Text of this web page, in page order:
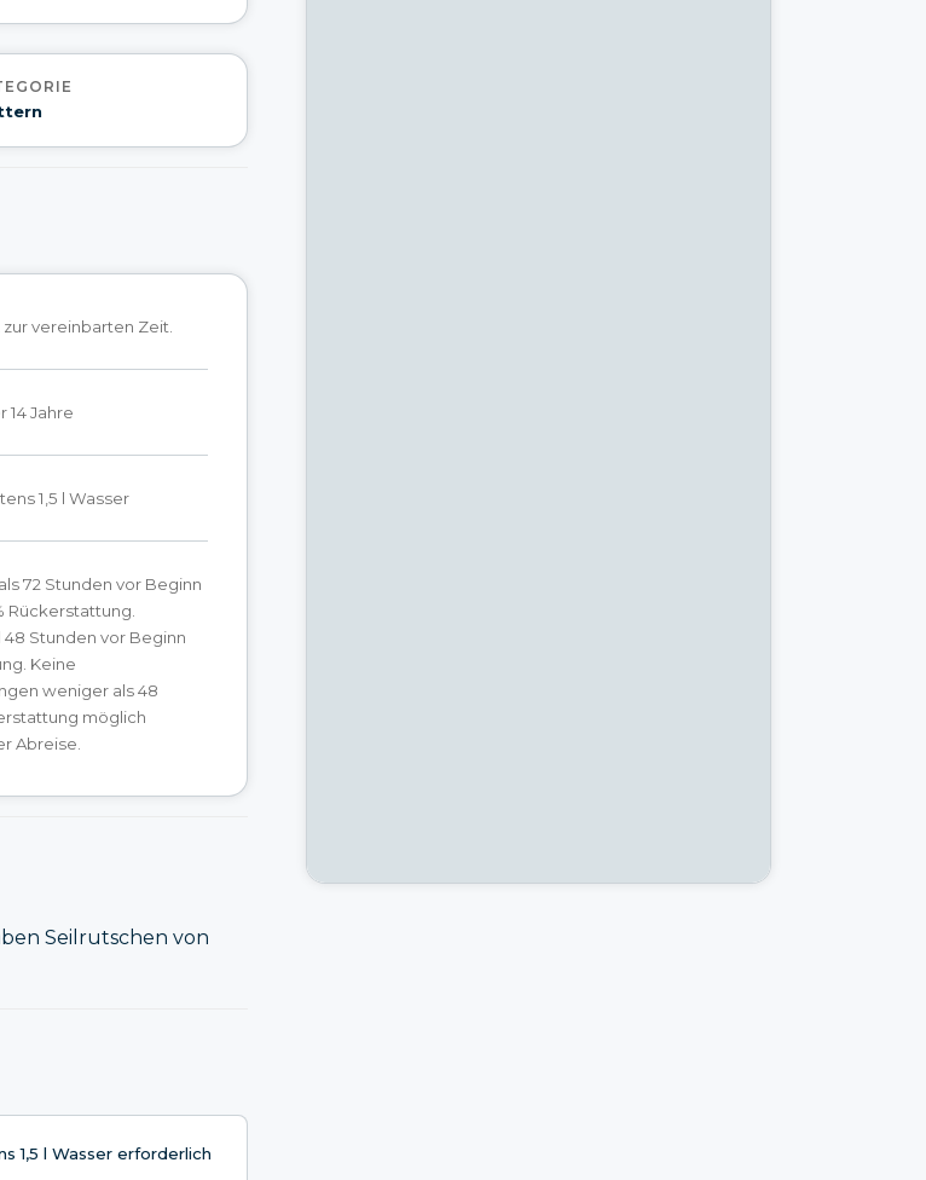
vereinbarten Zeit.
14 Jahre
1,5 l Wasser
72 Stunden vor Beginn
Rückerstattung.
Stunden vor Beginn
Keine
weniger als 48
möglich
Abreise.
Seilrutschen von
1,5 l Wasser erforderlich